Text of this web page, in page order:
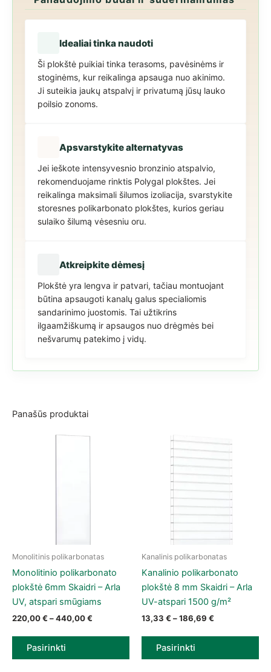
Idealiai tinka naudoti
Ši plokštė puikiai tinka terasoms, pavėsinėms ir
stoginėms, kur reikalinga apsauga nuo akinimo.
Ji suteikia jaukų atspalvį ir privatumą jūsų lauko
poilsio zonoms.
Apsvarstykite alternatyvas
Jei ieškote intensyvesnio bronzinio atspalvio,
rekomenduojame rinktis Polygal plokštes. Jei
reikalinga maksimali šilumos izoliacija, svarstykite
storesnes polikarbonato plokštes, kurios geriau
sulaiko šilumą vėsesniu oru.
Atkreipkite dėmesį
Plokštė yra lengva ir patvari, tačiau montuojant
būtina apsaugoti kanalų galus specialiomis
sandarinimo juostomis. Tai užtikrins
ilgaamžiškumą ir apsaugos nuo drėgmės bei
nešvarumų patekimo į vidų.
Panašūs produktai
Monolitinis polikarbonatas
Monolitinio polikarbonato
plokštė 6mm Skaidri – Arla
UV, atspari smūgiams
220,00€ –440,00€ Price range: 220,00 € through 440,00 €
Pasirinkti
This product has multiple variants. The options may be
Kanalinis polikarbonatas
Kanalinio polikarbonato
plokštė 8 mm Skaidri – Arla
UV-atspari 1500 g/m²
13,33 € –186,69 €
Pasirinkti
This product has multiple